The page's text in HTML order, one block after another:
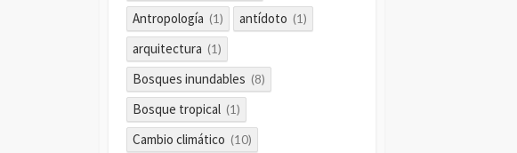
Antropología (1) antídoto (1)
arquitectura (1)
Bosques inundables (8)
Bosque tropical (1)
Cambio climático (10)